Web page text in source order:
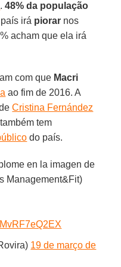
. 48% da população
irá piorar nos
acham que ela irá
com que Macri
ao fim de 2016. A
Cristina Fernández
também tem
do país.
en la imagen de
Management&Fit)
19 de março de